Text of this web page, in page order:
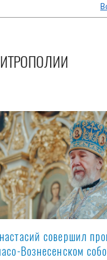
совершил
Вознесенском